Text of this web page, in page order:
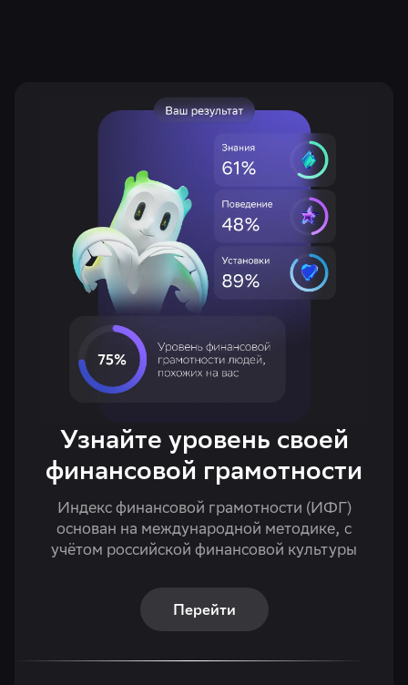
Узнайте уровень своей
финансовой грамотности
Индекс финансовой грамотности (ИФГ)
основан на международной методике, с
учётом российской финансовой культуры
Перейти